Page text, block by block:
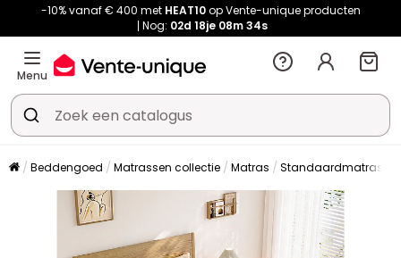
-10% vanaf € 400 met HEAT10op Vente-unique producten
Nog: 02d 18je 08m 34s
Menu
Beddengoed Matrassen collectie Matras Standaardmatras